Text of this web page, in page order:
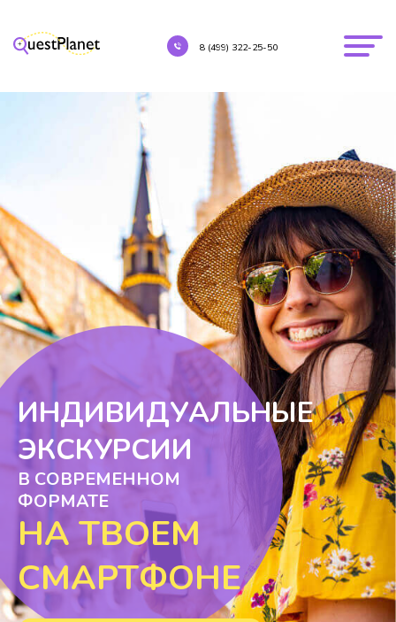
8 (499) 322-25-50
ИНДИВИДУАЛЬНЫЕ
ЭКСКУРСИИ
В СОВРЕМЕННОМ
ФОРМАТЕ
НА ТВОЕМ
СМАРТФОНЕ